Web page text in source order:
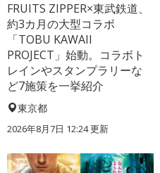
FRUITS ZIPPER×東武鉄道、
約3カ月の大型コラボ
「TOBU KAWAII
PROJECT」始動。コラボト
レインやスタンプラリーな
ど7施策を一挙紹介
東京都
2026年8月7日 12:24更新